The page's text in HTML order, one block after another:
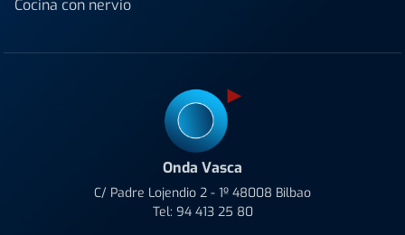
Cocina con nervio
Onda Vasca
C/ Padre Lojendio 2 - 1º 48008 Bilbao
Tel: 94 413 25 80